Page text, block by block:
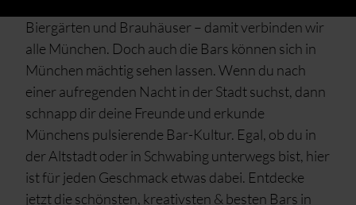
Biergärten und Brauhäuser – damit verbinden wir
alle München. Doch auch die Bars können sich in
München mächtig sehen lassen. Wenn du nach
einer aufregenden Nacht in der Stadt suchst, dann
schnapp dir deine Freunde und erkunde
Münchens pulsierende Bar-Kultur. Egal, ob du in
der Altstadt oder in Schwabing unterwegs bist, hier
ist für jeden Geschmack etwas dabei. Entdecke
jetzt die schönsten, kreativsten & besten Bars in